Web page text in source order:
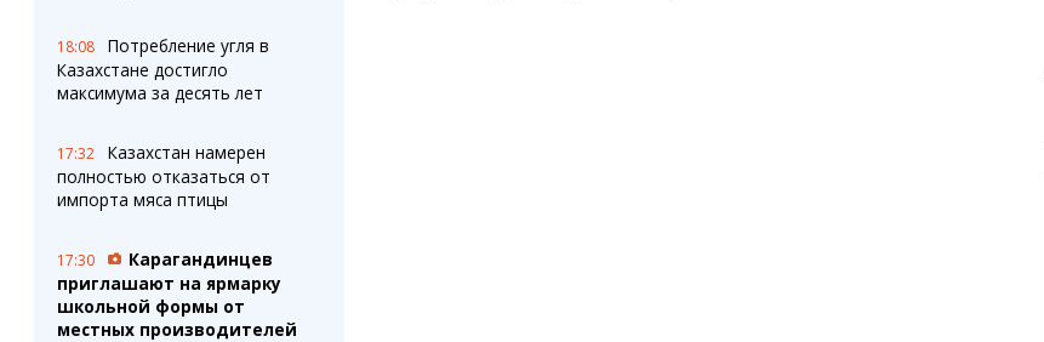
18:08
Потребление угля в
Казахстане достигло
максимума за десять лет
17:32
Казахстан намерен
полностью отказаться от
импорта мяса птицы
17:30
Карагандинцев
приглашают на ярмарку
школьной формы от
местных производителей